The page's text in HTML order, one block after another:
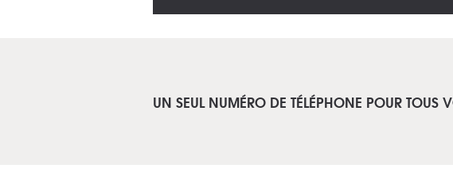
UN SEUL NUMÉRO DE TÉLÉPHONE POUR TOUS